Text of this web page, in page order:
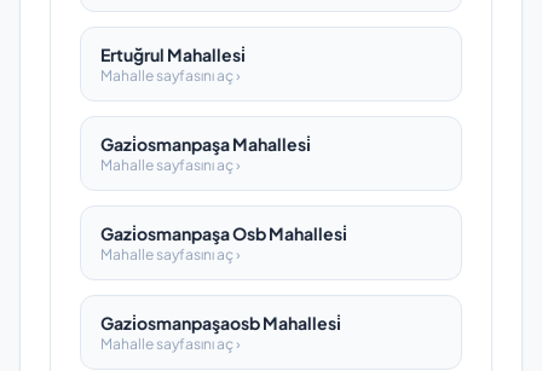
Ertuğrul Mahallesi̇
Mahalle sayfasını aç ›
Gazi̇osmanpaşa Mahallesi̇
Mahalle sayfasını aç ›
Gazi̇osmanpaşa Osb Mahallesi̇
Mahalle sayfasını aç ›
Gazi̇osmanpaşaosb Mahallesi̇
Mahalle sayfasını aç ›